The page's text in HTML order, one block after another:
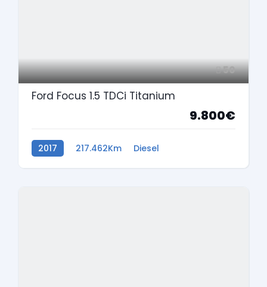
50
Ford Focus 1.5 TDCi Titanium
9.800€
2017 217.462Km Diesel